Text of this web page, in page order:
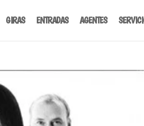
GIRAS ENTRADAS AGENTES